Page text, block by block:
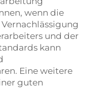
wenn die
und der
kann
Eine weitere
guten